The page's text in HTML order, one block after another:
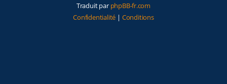
Traduit par phpBB-fr.com
Confidentialité | Conditions